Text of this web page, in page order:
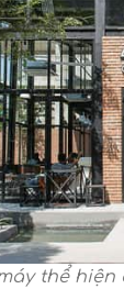
thể hiện